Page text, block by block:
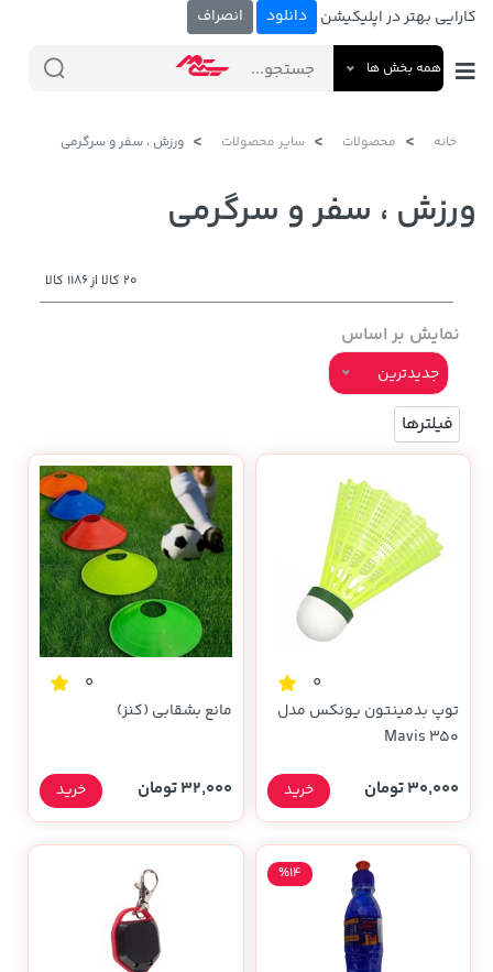
کارایی بهتر در اپلیکیشن دانلود انصراف
همه بخش ها
خانه محصولات سایر محصولات ورزش ، سفر و سرگرمی
ورزش ، سفر و سرگرمی
20 کالا از 1186 کالا
نمایش بر اساس
جدیدترین
فیلترها
0
توپ بدمینتون یونکس مدل
Mavis 350
30,000 تومان خرید
0
مانع بشقابی (کنز)
32,000 تومان خرید
%14